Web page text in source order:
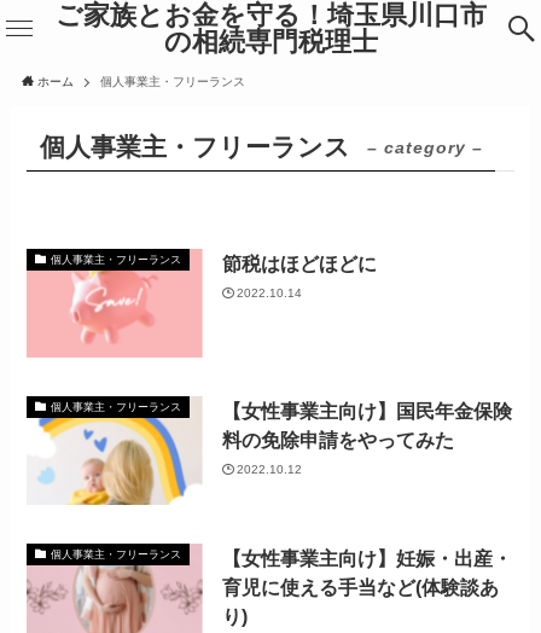
ご家族とお金を守る！埼玉県川口市
の相続専門税理士
ホーム 個人事業主・フリーランス
個人事業主・フリーランス – category –
個人事業主・フリーランス 節税はほどほどに
2022.10.14
個人事業主・フリーランス
【女性事業主向け】国民年金保険
料の免除申請をやってみた
2022.10.12
個人事業主・フリーランス
【女性事業主向け】妊娠・出産・
育児に使える手当など(体験談あ
り)